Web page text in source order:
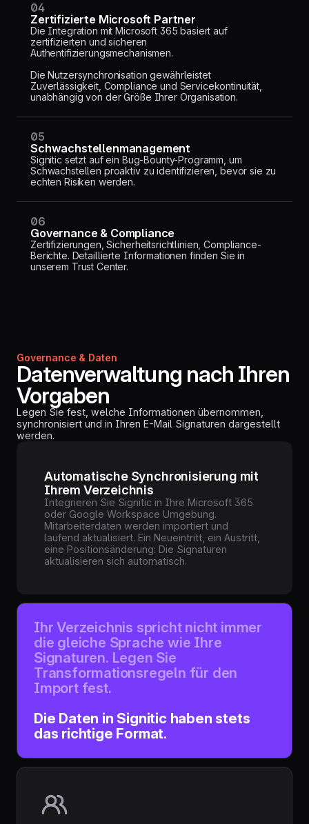
04
Zertifizierte Microsoft Partner
Die Integration mit Microsoft 365 basiert auf
zertifizierten und sicheren
Authentifizierungsmechanismen.
Die Nutzersynchronisation gewährleistet
Zuverlässigkeit, Compliance und Servicekontinuität,
unabhängig von der Größe Ihrer Organisation.
05
Schwachstellenmanagement
Signitic setzt auf ein Bug-Bounty-Programm, um
Schwachstellen proaktiv zu identifizieren, bevor sie zu
echten Risiken werden.
06
Governance & Compliance
Zertifizierungen, Sicherheitsrichtlinien, Compliance-
Berichte. Detaillierte Informationen finden Sie in
unserem Trust Center.
Governance & Daten
Datenverwaltung nach Ihren
Vorgaben
Legen Sie fest, welche Informationen übernommen,
synchronisiert und in Ihren E-Mail Signaturen dargestellt
werden.
Automatische Synchronisierung mit
Ihrem Verzeichnis
Integrieren Sie Signitic in Ihre Microsoft 365
oder Google Workspace Umgebung.
Mitarbeiterdaten werden importiert und
laufend aktualisiert. Ein Neueintritt, ein Austritt,
eine Positionsänderung: Die Signaturen
aktualisieren sich automatisch.
Ihr Verzeichnis spricht nicht immer
die gleiche Sprache wie Ihre
Signaturen. Legen Sie
Transformationsregeln für den
Import fest.
Die Daten in Signitic haben stets
das richtige Format.